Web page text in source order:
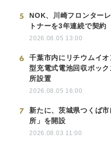
5
NOK、川崎フロンター
トナーを3年連続で契約
2026.08.05 13:00
6
千葉市内にリチウムイ
型充電式電池回収ボッ
所設置
2026.08.05 16:00
7
新たに、茨城県つくば
所」を開設
2026.08.03 11:00